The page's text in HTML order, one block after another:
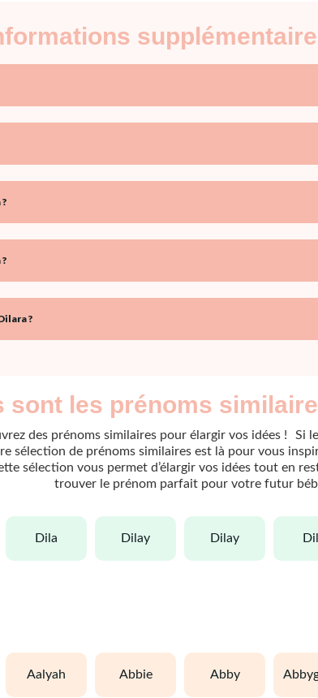
?
sont les prénoms
des prénoms similaires pour élargir vos idées ! Si
sélection de prénoms similaires est là pour vous
sélection vous permet d’élargir vos idées tout en
trouver le prénom parfait pour votre futur
dila dilay dilay
aalyah abbie abby